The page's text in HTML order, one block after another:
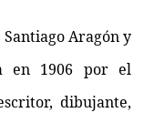
Aragón y
en 1906 por el
dibujante,